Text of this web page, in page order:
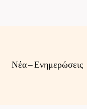
Νέα – Ενημερώσεις